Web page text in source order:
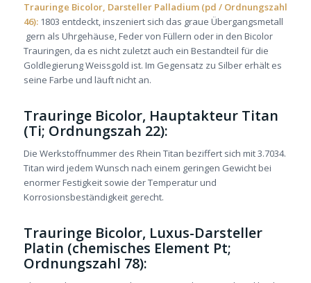
Trauringe Bicolor, Darsteller Palladium (pd / Ordnungszahl
46): 1803 entdeckt, inszeniert sich das graue Übergangsmetall
gern als Uhrgehäuse, Feder von Füllern oder in den Bicolor
Trauringen, da es nicht zuletzt auch ein Bestandteil für die
Goldlegierung Weissgold ist. Im Gegensatz zu Silber erhält es
seine Farbe und läuft nicht an.
Trauringe Bicolor, Hauptakteur Titan
(Ti; Ordnungszah 22):
Die Werkstoffnummer des Rhein Titan beziffert sich mit 3.7034.
Titan wird jedem Wunsch nach einem geringen Gewicht bei
enormer Festigkeit sowie der Temperatur und
Korrosionsbeständigkeit gerecht.
Trauringe Bicolor, Luxus-Darsteller
Platin (chemisches Element Pt;
Ordnungszahl 78):